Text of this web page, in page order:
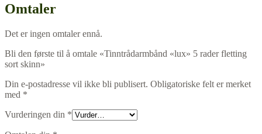
Omtaler
Det er ingen omtaler ennå.
Bli den første til å omtale «Tinntrådarmbånd «lux» 5 rader fletting
sort skinn»
Din e-postadresse vil ikke bli publisert. Obligatoriske felt er merket
med *
Vurderingen din *